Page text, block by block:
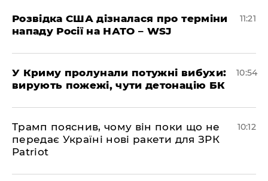
Розвідка США дізналася про терміни
нападу Росії на НАТО – WSJ
11:21
У Криму пролунали потужні вибухи:
вирують пожежі, чути детонацію БК
10:54
Трамп пояснив, чому він поки що не
передає Україні нові ракети для ЗРК
Patriot
10:12